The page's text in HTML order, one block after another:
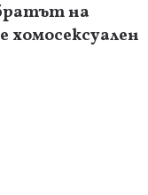
на
хомосексуален